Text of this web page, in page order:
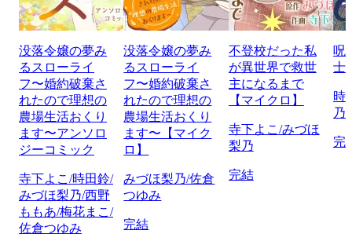
没落令嬢の夢み
るスローライ
フ〜婚約破棄さ
れたので理想の
農場生活おくり
ます〜アンソロ
ジーコミック
寺下よこ/時田鈴/
みづほ梨乃/西野
ももあ/梅花まこ/
佐倉つゆみ
没落令嬢の夢み
るスローライ
フ〜婚約破棄さ
れたので理想の
農場生活おくり
ます〜【マイク
ロ】
みづほ梨乃/佐倉
つゆみ
完結
不登校だった私
が異世界で救世
主になるまで
【マイクロ】
寺下よこ/みづほ
梨乃
完結
呪
士
時
乃
完